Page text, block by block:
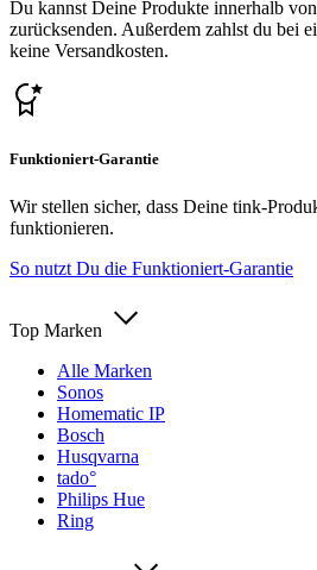
Du kannst Deine Produkte innerhalb
zurücksenden. Außerdem zahlst du bei
keine Versandkosten.
Funktioniert-Garantie
Wir stellen sicher, dass Deine tink-
funktionieren.
So nutzt Du die Funktioniert-Garantie
Top Marken
Alle Marken
Sonos
Homematic IP
Bosch
Husqvarna
tado°
Philips Hue
Ring